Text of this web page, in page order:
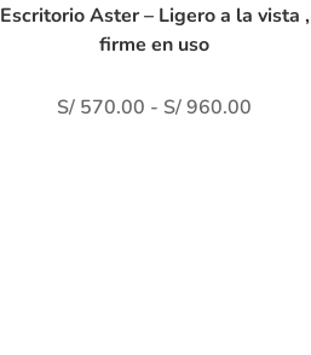
Escritorio Aster – Ligero a la vista ,
firme en uso
S/ 570.00 - S/960.00